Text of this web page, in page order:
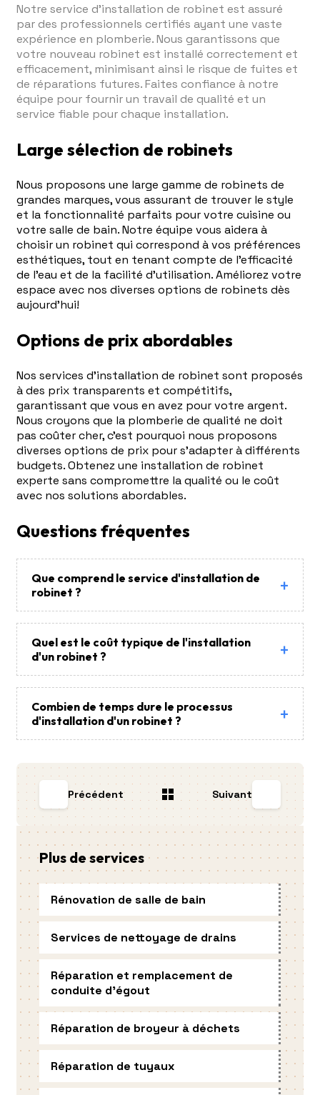
Notre service d'installation de robinet est assuré
par des professionnels certifiés ayant une vaste
expérience en plomberie. Nous garantissons que
votre nouveau robinet est installé correctement et
efficacement, minimisant ainsi le risque de fuites et
de réparations futures. Faites confiance à notre
équipe pour fournir un travail de qualité et un
service fiable pour chaque installation.
Large sélection de robinets
Nous proposons une large gamme de robinets de
grandes marques, vous assurant de trouver le style
et la fonctionnalité parfaits pour votre cuisine ou
votre salle de bain. Notre équipe vous aidera à
choisir un robinet qui correspond à vos préférences
esthétiques, tout en tenant compte de l'efficacité
de l'eau et de la facilité d'utilisation. Améliorez votre
espace avec nos diverses options de robinets dès
aujourd'hui!
Options de prix abordables
Nos services d'installation de robinet sont proposés
à des prix transparents et compétitifs,
garantissant que vous en avez pour votre argent.
Nous croyons que la plomberie de qualité ne doit
pas coûter cher, c'est pourquoi nous proposons
diverses options de prix pour s'adapter à différents
budgets. Obtenez une installation de robinet
experte sans compromettre la qualité ou le coût
avec nos solutions abordables.
Questions fréquentes
Que comprend le service d'installation de
robinet ?
Quel est le coût typique de l'installation
d'un robinet ?
Combien de temps dure le processus
d'installation d'un robinet ?
Précédent Suivant
Plus de services
Rénovation de salle de bain
Services de nettoyage de drains
Réparation et remplacement de
conduite d'égout
Réparation de broyeur à déchets
Réparation de tuyaux